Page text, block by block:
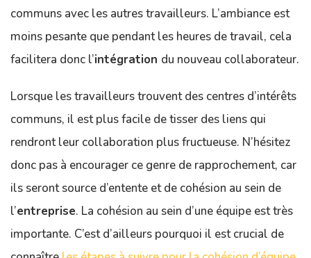
communs avec les autres travailleurs. L’ambiance est
moins pesante que pendant les heures de travail, cela
facilitera donc l’intégration du nouveau collaborateur.
Lorsque les travailleurs trouvent des centres d’intérêts
communs, il est plus facile de tisser des liens qui
rendront leur collaboration plus fructueuse. N’hésitez
donc pas à encourager ce genre de rapprochement, car
ils seront source d’entente et de cohésion au sein de
l’entreprise. La cohésion au sein d’une équipe est très
importante. C’est d’ailleurs pourquoi il est crucial de